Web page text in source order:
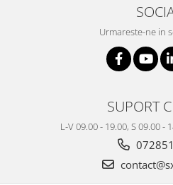
Parfum Original
Urmareste-ne in
SUPORT
L-V 09.00 - 19.00, S 09.00 -